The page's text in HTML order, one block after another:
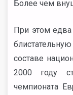
Более чем
При этом
составе
2000 году
чемпионата